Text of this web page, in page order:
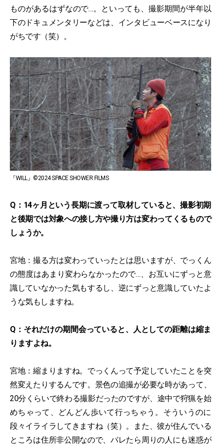
ものがあるはずなので…。といっても、撮影期間が半年以
下のドキュメンタリーなどは、インタビューベースになり
がちです（笑）。
『WILL』©2024 SPACE SHOWER FILMS
Q：14ヶ月という長期に渡って取材していると、撮影初期
と後期では対象への接し方や撮り方は変わってくるもので
しょうか。
宮地：撮る方は変わっていったとは思いますが、でっくん
の態度はあまり変わらなかったので…、お互いにずっと意
識していなかった気もするし、逆にずっと意識していたよ
うな気もしますね。
Q：それだけの期間会っていると、人としての距離は縮ま
りますよね。
宮地：縮まりますね。でっくんって予定していたことを突
然変えたりするんです。景色の追撮が必要な時があって、
20分くらいで終わる撮影だったのですが、途中で狩猟を始
めちゃって、どんどん歩いて行っちゃう。そういうのに
段々イライラしてきますね（笑）。また、彼が住んでいる
ところは住所非公開なので、バレたら周りの人にも迷惑が